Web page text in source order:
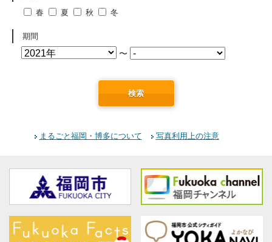
春
夏 秋 冬
期間
〜
検索
まるごと福岡・博多について 写真利用上の注意